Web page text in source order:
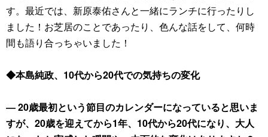
す。最近では、新原泰佑さんと一緒にランチに行ったりし
ました！お芝居のことであったり、色んな話をして、何時
間も語り合っちゃいました！
◆本島純政、10代から20代での気持ちの変化
― 20歳最初という節目のカレンダーになっていると思いま
すが、20歳を迎えてから1年、10代から20代になり、大人